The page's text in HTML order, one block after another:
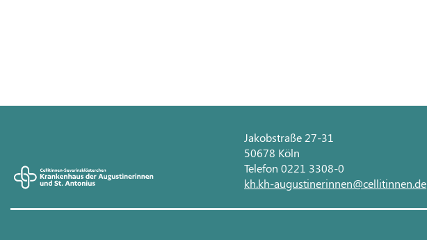
Jakobstraße 27-31
50678 Köln
Telefon 0221 3308-0
kh.kh-augustinerinnen@cellitinnen.de